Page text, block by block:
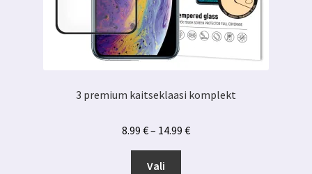
3 premium kaitseklaasi komplekt
8.99 €– 14.99 €Hinnavahemik:
Vali